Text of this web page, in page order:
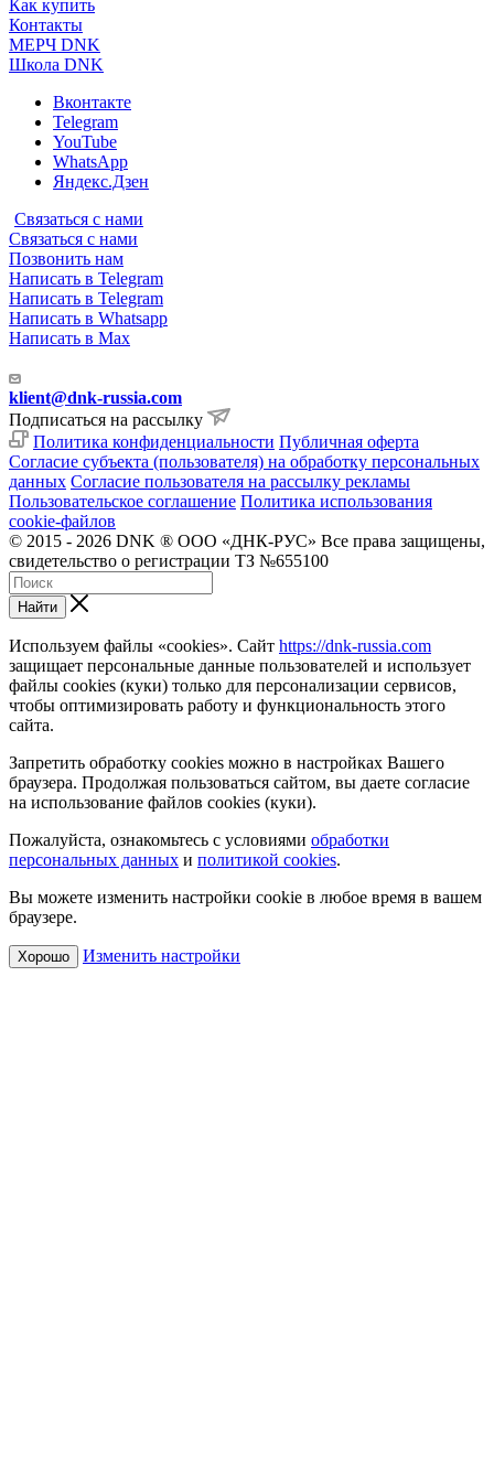
Как купить
Контакты
МЕРЧ DNK
Школа DNK
Вконтакте
Telegram
YouTube
WhatsApp
Яндекс.Дзен
Связаться с нами
Связаться с нами
Позвонить нам
Написать в Telegram
Написать в Telegram
Написать в Whatsapp
Написать в Max
klient@dnk-russia.com
Подписаться на рассылку
Политика конфиденциальности Публичная оферта
Согласие субъекта (пользователя) на обработку персональных
данных Согласие пользователя на рассылку рекламы
Пользовательское соглашение Политика использования
cookie-файлов
© 2015 - 2026 DNK ® ООО «ДНК-РУС» Все права защищены,
свидетельство о регистрации ТЗ №655100
Найти
Используем файлы «cookies». Сайт https://dnk-russia.com
защищает персональные данные пользователей и использует
файлы cookies (куки) только для персонализации сервисов,
чтобы оптимизировать работу и функциональность этого
сайта.
Запретить обработку cookies можно в настройках Вашего
браузера. Продолжая пользоваться сайтом, вы даете согласие
на использование файлов cookies (куки).
Пожалуйста, ознакомьтесь с условиями обработки
персональных данных и политикой cookies.
Вы можете изменить настройки cookie в любое время в вашем
браузере.
Хорошо Изменить настройки